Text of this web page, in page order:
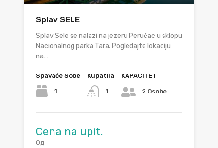
Splav SELE
Splav Sele se nalazi na jezeru Perućac u sklopu
Nacionalnog parka Tara. Pogledajte lokaciju
na…
Spavaće Sobe
1
Kupatila
1
KAPACITET
2 Osobe
Cena na upit.
Од